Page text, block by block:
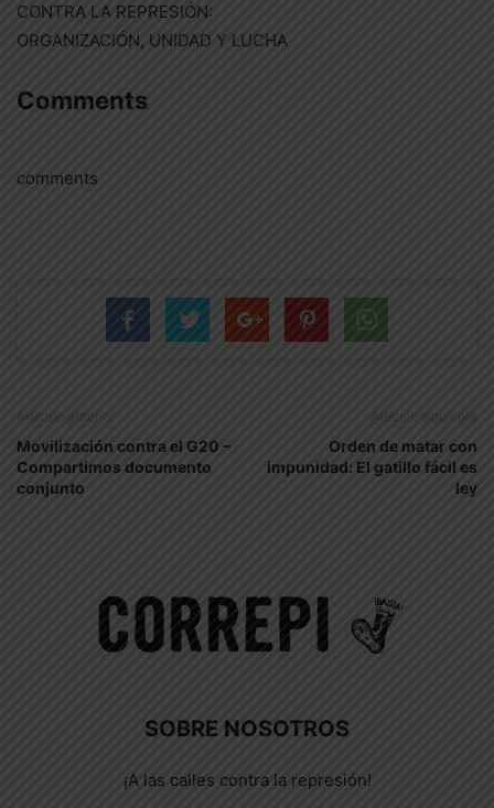
CONTRA LA REPRESIÓN:
ORGANIZACIÓN, UNIDAD Y LUCHA
Comments
comments
Artículo anterior
Movilización contra el G20 –
Compartimos documento
conjunto
Artículo siguiente
Orden de matar con
impunidad: El gatillo fácil es
ley
SOBRE NOSOTROS
¡A las calles contra la represión!